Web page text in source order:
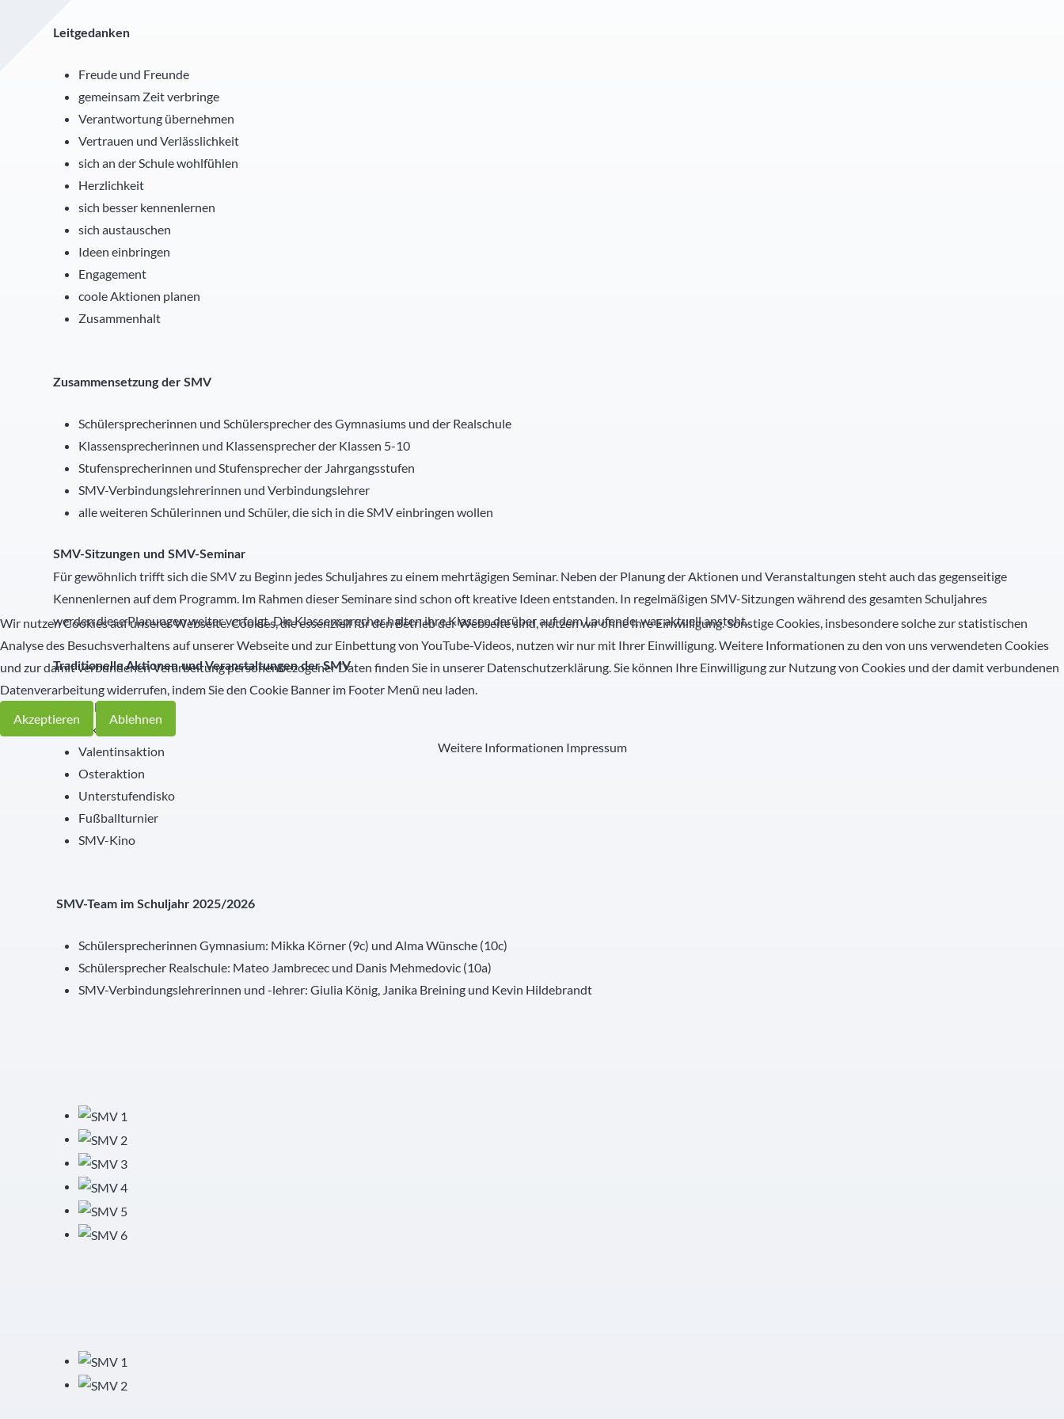
Leitgedanken
Freude und Freunde
gemeinsam Zeit verbringe
Verantwortung übernehmen
Vertrauen und Verlässlichkeit
sich an der Schule wohlfühlen
Herzlichkeit
sich besser kennenlernen
sich austauschen
Ideen einbringen
Engagement
coole Aktionen planen
Zusammenhalt
Zusammensetzung der SMV
Schülersprecherinnen und Schülersprecher des Gymnasiums und der Realschule
Klassensprecherinnen und Klassensprecher der Klassen 5-10
Stufensprecherinnen und Stufensprecher der Jahrgangsstufen
SMV-Verbindungslehrerinnen und Verbindungslehrer
alle weiteren Schülerinnen und Schüler, die sich in die SMV einbringen wollen
SMV-Sitzungen und SMV-Seminar
Für gewöhnlich trifft sich die SMV zu Beginn jedes Schuljahres zu einem mehrtägigen Seminar. Neben der Planung der Aktionen und Veranstaltungen steht auch das gegenseitige
Kennenlernen auf dem Programm. Im Rahmen dieser Seminare sind schon oft kreative Ideen entstanden. In regelmäßigen SMV-Sitzungen während des gesamten Schuljahres
werden diese Planungen weiter verfolgt. Die Klassensprecher halten ihre Klassen darüber auf dem Laufende, was aktuell ansteht.
Traditionelle Aktionen und Veranstaltungen der SMV
Halloweenaktion
Nikolausaktion
Valentinsaktion
Osteraktion
Unterstufendisko
Fußballturnier
SMV-Kino
SMV-Team im Schuljahr 2025/2026
Schülersprecherinnen Gymnasium: Mikka Körner (9c) und Alma Wünsche (10c)
Schülersprecher Realschule: Mateo Jambrecec und Danis Mehmedovic (10a)
SMV-Verbindungslehrerinnen und -lehrer: Giulia König, Janika Breining und Kevin Hildebrandt
Wir nutzen Cookies auf unserer Webseite. Cookies, die essenziell für den Betrieb der Webseite sind, nutzen wir ohne Ihre Einwilligung. Sonstige Cookies, insbesondere solche zur statistischen
Analyse des Besuchsverhaltens auf unserer Webseite und zur Einbettung von YouTube-Videos, nutzen wir nur mit Ihrer Einwilligung. Weitere Informationen zu den von uns verwendeten Cookies
und zur damit verbundenen Verarbeitung personenbezogener Daten finden Sie in unserer Datenschutzerklärung. Sie können Ihre Einwilligung zur Nutzung von Cookies und der damit verbundenen
Datenverarbeitung widerrufen, indem Sie den Cookie Banner im Footer Menü neu laden.
Akzeptieren
Ablehnen
Weitere Informationen Impressum
Schülernachhilfe
Hauswirtschaft
Elternbeirat